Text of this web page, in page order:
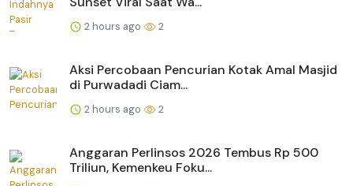
2 hours ago 2
Aksi Percobaan Pencurian Kotak Amal Masjid
di Purwadadi Ciam...
2 hours ago 2
Anggaran Perlinsos 2026 Tembus Rp 500
Triliun, Kemenkeu Foku...